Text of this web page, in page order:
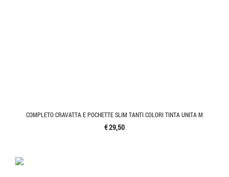
COMPLETO CRAVATTA E POCHETTE SLIM TANTI COLORI TINTA UNITA M
€ 29,50